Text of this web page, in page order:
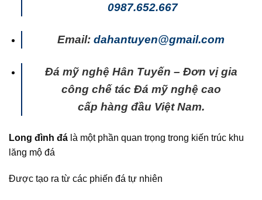
0987.652.667
Email:dahantuyen@gmail.com
Đá mỹ nghệ Hân Tuyến – Đơn vị gia
công chế tác Đá mỹ nghệ cao
cấp hàng đầu Việt Nam.
Long đình đá là một phần quan trọng trong kiến trúc khu
lăng mộ đá
Được tạo ra từ các phiến đá tự nhiên